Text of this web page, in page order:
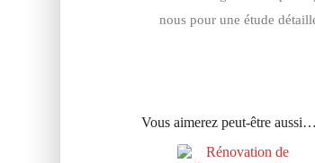
nous pour une étude
Vous aimerez peut-être aussi…